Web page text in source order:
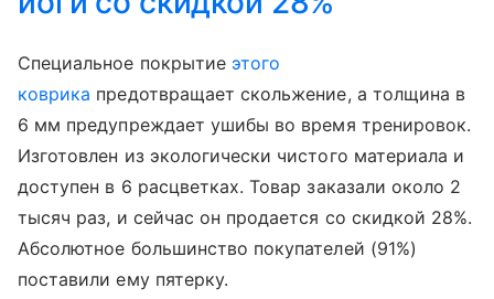
Специальное покрытие этого
коврика предотвращает скольжение, а толщина в
6 мм предупреждает ушибы во время тренировок.
Изготовлен из экологически чистого материала и
доступен в 6 расцветках. Товар заказали около 2
тысяч раз, и сейчас он продается со скидкой 28%.
Абсолютное большинство покупателей (91%)
поставили ему пятерку.